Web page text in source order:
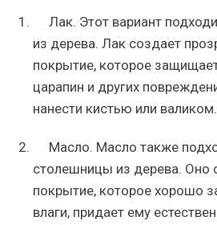
Лак. Этот вариант
из дерева. Лак создает
покрытие, которое
царапин и других
нанести кистью или валиком.
Масло. Масло также
столешницы из дерева. Оно
покрытие, которое хорошо
влаги, придает ему